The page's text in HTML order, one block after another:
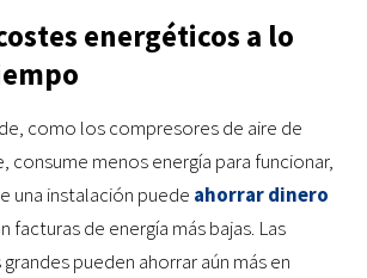
energéticos a lo
como los compresores de aire de
consume menos energía para funcionar,
una instalación puede ahorrar dinero
facturas de energía más bajas. Las
pueden ahorrar aún más en